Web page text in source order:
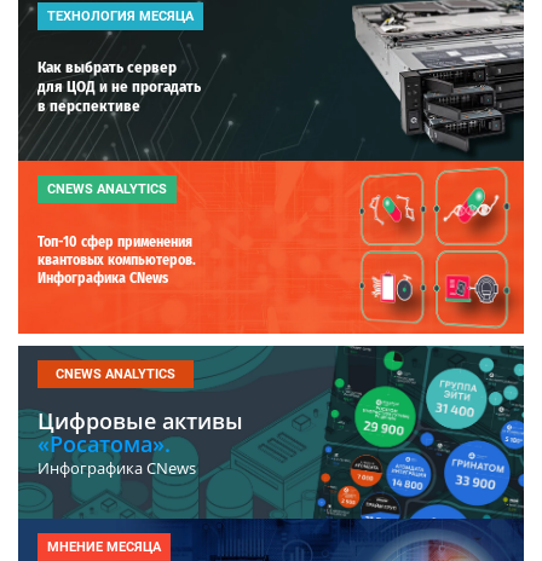
ТЕХНОЛОГИЯ МЕСЯЦА
Как выбрать сервер
для ЦОД и не прогадать
в перспективе
CNEWS ANALYTICS
Топ-10 сфер применения
квантовых компьютеров.
Инфографика CNews
CNEWS ANALYTICS
Цифровые активы
«Росатома».
Инфографика CNews
МНЕНИЕ МЕСЯЦА